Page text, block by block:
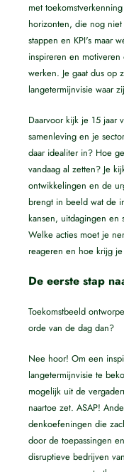
met
horizonten, die nog niet
stappen en KPI's maar
inspireren en
werken. Je gaat dus op
langetermijnvisie waar
Daarvoor kijk je 15
samenleving en je
daar idealiter in? Hoe
vandaag al zetten? Je
ontwikkelingen en de
brengt in beeld wat de
kansen, uitdagingen en
Welke acties moet je
reageren en hoe krijg
De eerste stap
Toekomstbeeld
orde van de dag dan?
Nee hoor! Om een
langetermijnvisie te
mogelijk uit de
naartoe zet. ASAP!
denkoefeningen die
door de toepassingen
disruptieve bedrijven